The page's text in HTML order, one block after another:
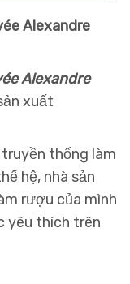
Alexandre
Alexandre
xuất
thống làm
hệ, nhà sản
rượu của mình
yêu thích trên